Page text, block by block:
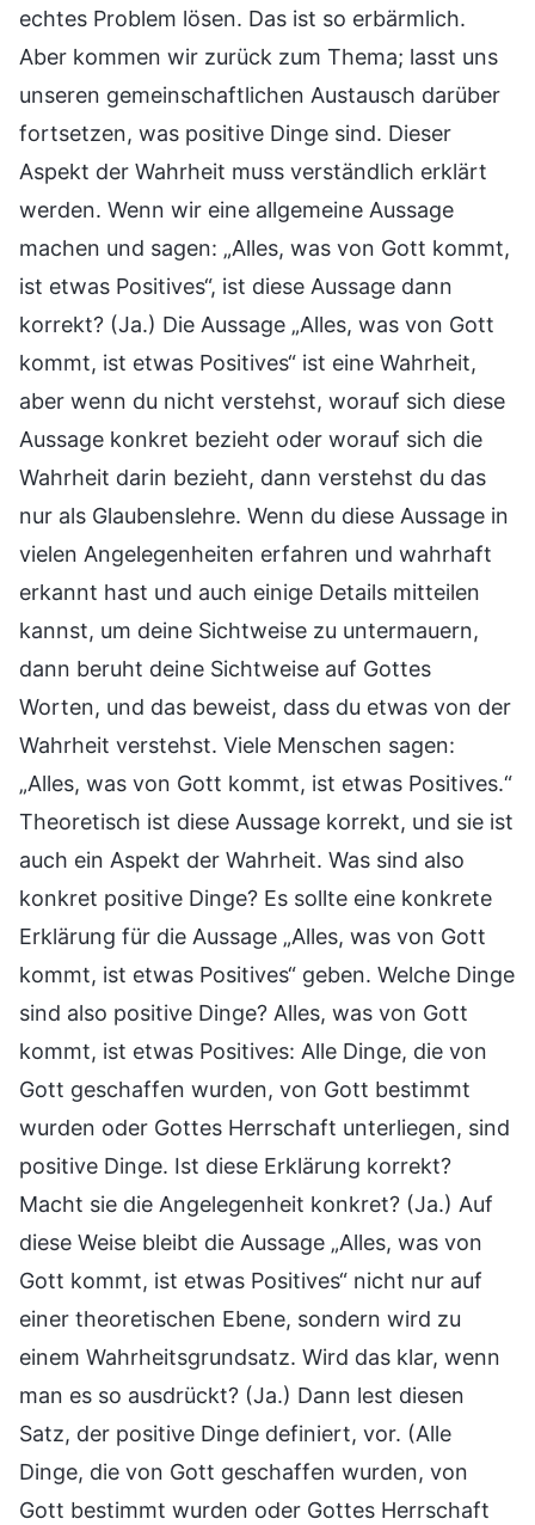
echtes Problem lösen. Das ist so erbärmlich.
Aber kommen wir zurück zum Thema; lasst uns
unseren gemeinschaftlichen Austausch darüber
fortsetzen, was positive Dinge sind. Dieser
Aspekt der Wahrheit muss verständlich erklärt
werden. Wenn wir eine allgemeine Aussage
machen und sagen: „Alles, was von Gott kommt,
ist etwas Positives“, ist diese Aussage dann
korrekt? (Ja.) Die Aussage „Alles, was von Gott
kommt, ist etwas Positives“ ist eine Wahrheit,
aber wenn du nicht verstehst, worauf sich diese
Aussage konkret bezieht oder worauf sich die
Wahrheit darin bezieht, dann verstehst du das
nur als Glaubenslehre. Wenn du diese Aussage in
vielen Angelegenheiten erfahren und wahrhaft
erkannt hast und auch einige Details mitteilen
kannst, um deine Sichtweise zu untermauern,
dann beruht deine Sichtweise auf Gottes
Worten, und das beweist, dass du etwas von der
Wahrheit verstehst. Viele Menschen sagen:
„Alles, was von Gott kommt, ist etwas Positives.“
Theoretisch ist diese Aussage korrekt, und sie ist
auch ein Aspekt der Wahrheit. Was sind also
konkret positive Dinge? Es sollte eine konkrete
Erklärung für die Aussage „Alles, was von Gott
kommt, ist etwas Positives“ geben. Welche Dinge
sind also positive Dinge? Alles, was von Gott
kommt, ist etwas Positives: Alle Dinge, die von
Gott geschaffen wurden, von Gott bestimmt
wurden oder Gottes Herrschaft unterliegen, sind
positive Dinge. Ist diese Erklärung korrekt?
Macht sie die Angelegenheit konkret? (Ja.) Auf
diese Weise bleibt die Aussage „Alles, was von
Gott kommt, ist etwas Positives“ nicht nur auf
einer theoretischen Ebene, sondern wird zu
einem Wahrheitsgrundsatz. Wird das klar, wenn
man es so ausdrückt? (Ja.) Dann lest diesen
Satz, der positive Dinge definiert, vor. (Alle
Dinge, die von Gott geschaffen wurden, von
Gott bestimmt wurden oder Gottes Herrschaft